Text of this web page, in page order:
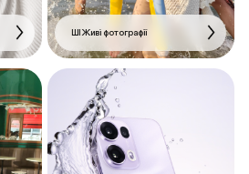
ШІ Живі фотографії